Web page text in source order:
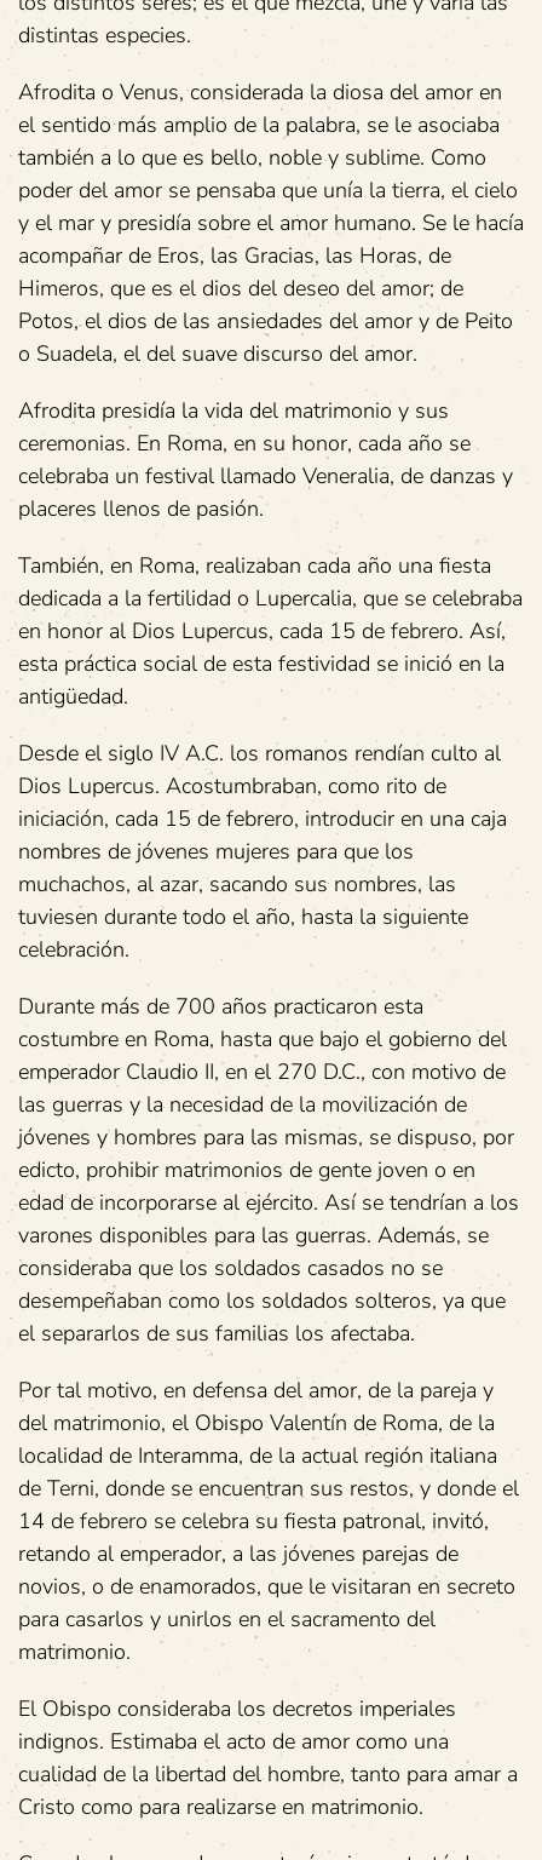
distintas especies.
Afrodita o Venus, considerada la diosa del amor en
el sentido más amplio de la palabra, se le asociaba
también a lo que es bello, noble y sublime. Como
poder del amor se pensaba que unía la tierra, el cielo
y el mar y presidía sobre el amor humano. Se le hacía
acompañar de Eros, las Gracias, las Horas, de
Himeros, que es el dios del deseo del amor; de
Potos, el dios de las ansiedades del amor y de Peito
o Suadela, el del suave discurso del amor.
Afrodita presidía la vida del matrimonio y sus
ceremonias. En Roma, en su honor, cada año se
celebraba un festival llamado Veneralia, de danzas y
placeres llenos de pasión.
También, en Roma, realizaban cada año una fiesta
dedicada a la fertilidad o Lupercalia, que se celebraba
en honor al Dios Lupercus, cada 15 de febrero. Así,
esta práctica social de esta festividad se inició en la
antigüedad.
Desde el siglo IV A.C. los romanos rendían culto al
Dios Lupercus. Acostumbraban, como rito de
iniciación, cada 15 de febrero, introducir en una caja
nombres de jóvenes mujeres para que los
muchachos, al azar, sacando sus nombres, las
tuviesen durante todo el año, hasta la siguiente
celebración.
Durante más de 700 años practicaron esta
costumbre en Roma, hasta que bajo el gobierno del
emperador Claudio II, en el 270 D.C., con motivo de
las guerras y la necesidad de la movilización de
jóvenes y hombres para las mismas, se dispuso, por
edicto, prohibir matrimonios de gente joven o en
edad de incorporarse al ejército. Así se tendrían a los
varones disponibles para las guerras. Además, se
consideraba que los soldados casados no se
desempeñaban como los soldados solteros, ya que
el separarlos de sus familias los afectaba.
Por tal motivo, en defensa del amor, de la pareja y
del matrimonio, el Obispo Valentín de Roma, de la
localidad de Interamma, de la actual región italiana
de Terni, donde se encuentran sus restos, y donde el
14 de febrero se celebra su fiesta patronal, invitó,
retando al emperador, a las jóvenes parejas de
novios, o de enamorados, que le visitaran en secreto
para casarlos y unirlos en el sacramento del
matrimonio.
El Obispo consideraba los decretos imperiales
indignos. Estimaba el acto de amor como una
cualidad de la libertad del hombre, tanto para amar a
Cristo como para realizarse en matrimonio.